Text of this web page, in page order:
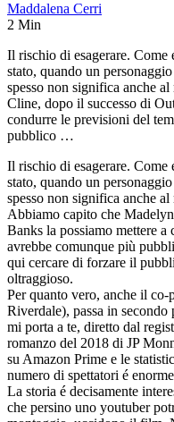
Maddalena Cerri
2 Min
Il rischio di esagerare. Come
stato, quando un
spesso non significa anche
Cline, dopo il successo di
condurre le previsioni del
pubblico …
Il rischio di esagerare. Come
stato, quando un
spesso non significa anche al
Abbiamo capito che
Banks la possiamo mettere
avrebbe comunque più
qui cercare di forzare il
oltraggioso.
Per quanto vero, anche il
Riverdale), passa in
mi porta a te, diretto dal
romanzo del 2018 di JP
su Amazon Prime e le
numero di spettatori é
La storia é decisamente
che persino uno youtuber